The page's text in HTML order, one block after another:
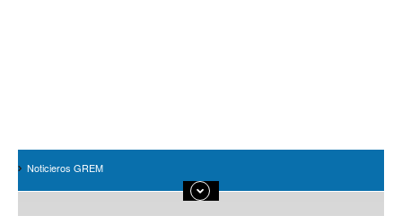
Noticieros GREM